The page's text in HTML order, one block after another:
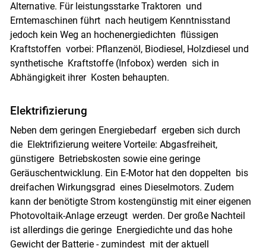
Alternative. Für leistungsstarke Traktoren und
Erntemaschinen führt nach heutigem Kenntnisstand
jedoch kein Weg an hochenergiedichten flüssigen
Kraftstoffen vorbei: Pflanzenöl, Biodiesel, Holzdiesel und
synthetische Kraftstoffe (Infobox) werden sich in
Abhängigkeit ihrer Kosten behaupten.
Elektrifizierung
Neben dem geringen Energiebedarf ergeben sich durch
die Elektrifizierung weitere Vorteile: Abgasfreiheit,
günstigere Betriebskosten sowie eine geringe
Geräuschentwicklung. Ein E-Motor hat den doppelten bis
dreifachen Wirkungsgrad eines Dieselmotors. Zudem
kann der benötigte Strom kostengünstig mit einer eigenen
Photovoltaik-Anlage erzeugt werden. Der große Nachteil
ist allerdings die geringe Energiedichte und das hohe
Gewicht der Batterie - zumindest mit der aktuell